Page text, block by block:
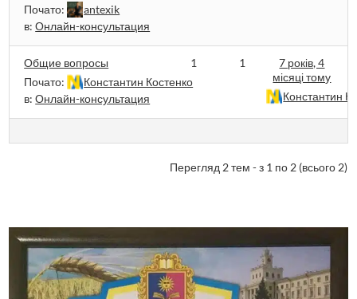
Почато:
antexik
в:Онлайн-консультация
Общие вопросы
Почато:
Константин Костенко
в:Онлайн-консультация
1 1
7 років, 4
місяці тому
Константин
Перегляд 2 тем - з 1 по 2 (всього 2)